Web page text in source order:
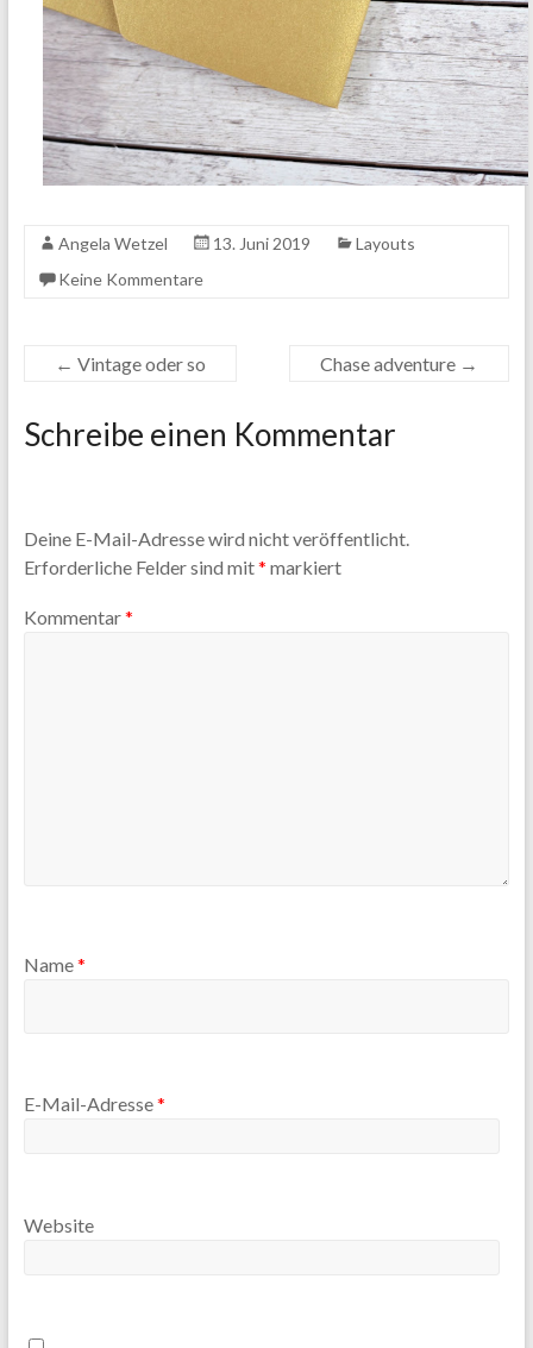
Angela Wetzel 13. Juni 2019
Layouts
Keine Kommentare
← Vintage oder so Chase adventure →
Schreibe einen Kommentar
Deine E-Mail-Adresse wird nicht veröffentlicht.
Erforderliche Felder sind mit* markiert
Kommentar*
Name*
E-Mail-Adresse*
Website